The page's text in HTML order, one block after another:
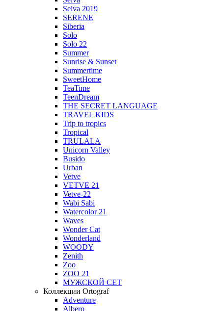
Selva 2019
SERENE
Siberia
Solo
Solo 22
Summer
Sunrise & Sunset
Summertime
SweetHome
TeaTime
TeenDream
THE SECRET LANGUAGE
TRAVEL KIDS
Trip to tropics
Tropical
TRULALA
Unicorn Valley
Busido
Urban
Vetve
VETVE 21
Vetve-22
Wabi Sabi
Watercolor 21
Waves
Wonder Cat
Wonderland
WOODY
Zenith
Zoo
ZOO 21
МУЖСКОЙ СЕТ
Коллекции Ortograf
Adventure
Albero